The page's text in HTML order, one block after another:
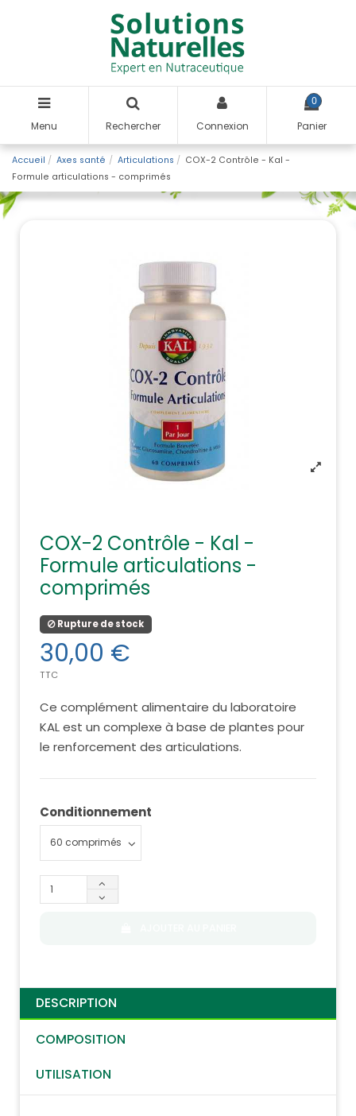
Menu Rechercher Connexion
0
Panier
Accueil Axes santé Articulations
COX-2 Contrôle - Kal -
Formule articulations - comprimés
COX-2 Contrôle - Kal -
Formule articulations -
comprimés
Rupture de stock
30,00 €
TTC
Ce complément alimentaire du laboratoire
KAL est un complexe à base de plantes pour
le renforcement des articulations.
Conditionnement
DESCRIPTION
COMPOSITION
UTILISATION